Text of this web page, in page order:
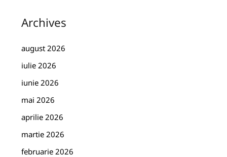
Archives
august 2026
iulie 2026
iunie 2026
mai 2026
aprilie 2026
martie 2026
februarie 2026